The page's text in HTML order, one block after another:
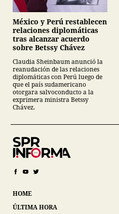
México y Perú restablecen
relaciones diplomáticas
tras alcanzar acuerdo
sobre Betssy Chávez
Claudia Sheinbaum anunció la
reanudación de las relaciones
diplomáticas con Perú luego de
que el país sudamericano
otorgara salvoconducto a la
exprimera ministra Betssy
Chávez.
HOME
ÚLTIMA HORA